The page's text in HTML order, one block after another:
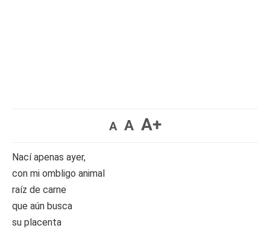
A A A+
Nací apenas ayer,
con mi ombligo animal
raíz de carne
que aún busca
su placenta